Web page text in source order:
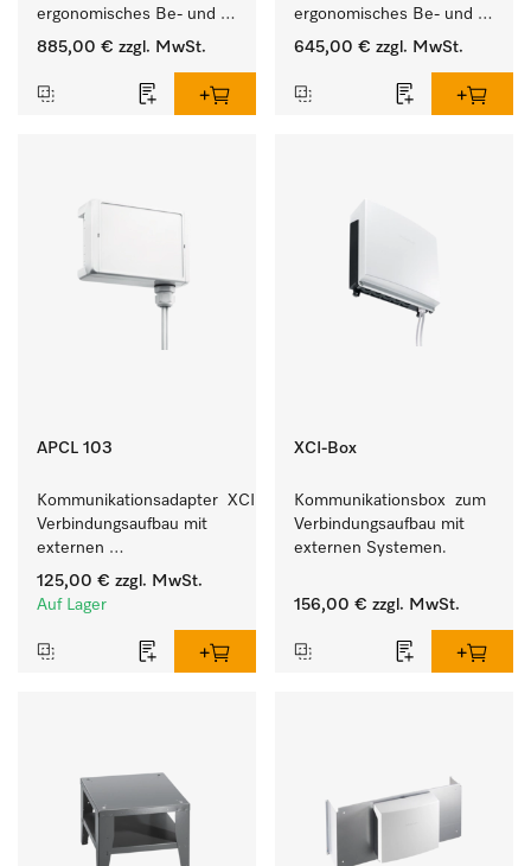
ergonomisches Be- und
Entladen von
Trockner.
885,00 € zzgl. MwSt.
ergonomisches Be- und
Entladen von
Trockner.
645,00 € zzgl. MwSt.
APCL 103
Kommunikationsadapter  XCI zum
Verbindungsaufbau mit
externen
Kassiersystemen.
125,00 € zzgl. MwSt.
Auf Lager
XCI-Box
Kommunikationsbox  zum
Verbindungsaufbau mit
externen Systemen.
156,00 € zzgl. MwSt.